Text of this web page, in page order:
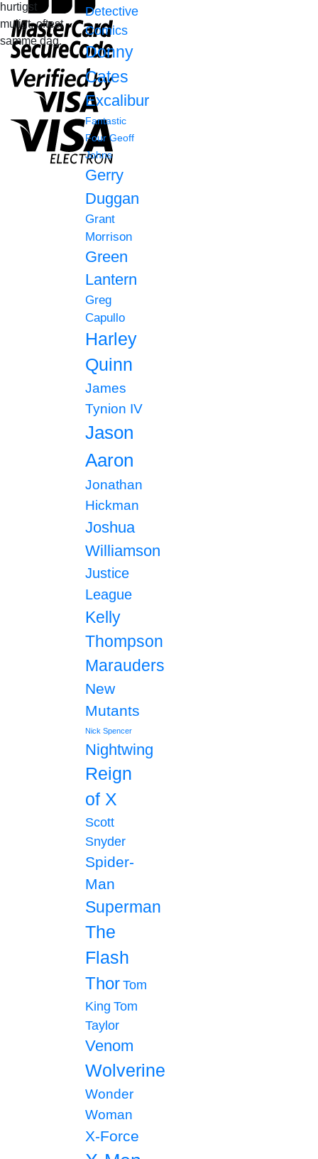
hurtigst
muligt, oftest
samme dag.
Detective
Comics
Donny
Cates
Excalibur
Fantastic
Four Geoff
Johns
Gerry
Duggan
Grant
Morrison
Green
Lantern
Greg
Capullo
Harley
Quinn
James
Tynion IV
Jason
Aaron
Jonathan
Hickman
Joshua
Williamson
Justice
League
Kelly
Thompson
Marauders
New
Mutants
Nick Spencer
Nightwing
Reign
of X
Scott
Snyder
Spider-
Man
Superman
The
Flash
Thor Tom
King Tom
Taylor
Venom
Wolverine
Wonder
Woman
X-Force